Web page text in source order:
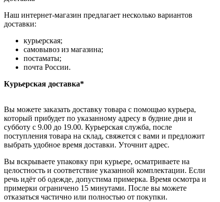
Наш интернет-магазин предлагает несколько вариантов
доставки:
курьерская;
самовывоз из магазина;
постаматы;
почта России.
Курьерская доставка*
Вы можете заказать доставку товара с помощью курьера,
который прибудет по указанному адресу в будние дни и
субботу с 9.00 до 19.00. Курьерская служба, после
поступления товара на склад, свяжется с вами и предложит
выбрать удобное время доставки. Уточнит адрес.
Вы вскрываете упаковку при курьере, осматриваете на
целостность и соответствие указанной комплектации. Если
речь идёт об одежде, допустима примерка. Время осмотра и
примерки ограничено 15 минутами. После вы можете
отказаться частично или полностью от покупки.